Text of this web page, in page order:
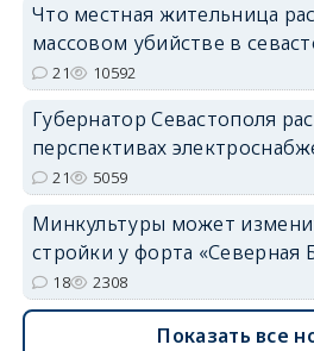
Что местная жительница
массовом убийстве в
21 10592
Губернатор Севастополя
перспективах
21 5059
Минкультуры может
стройки у форта «Северная
18 2308
Показать все